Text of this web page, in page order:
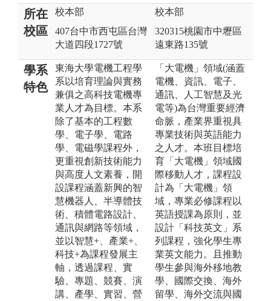
所在
校區
校本部
407台中市西屯區台灣
大道四段1727號
校本部
320315桃園市中壢區
遠東路135號
學系
特色
東海大學電機工程學
系以培育理論與實務
兼俱之高科技電機專
業人才為目標。本系
除了基本的工程數
學、電子學、電路
學、電磁學課程外，
更重視創新技術能力
與高度人文素養，開
設課程涵蓋新興的智
慧機器人、半導體技
術、積體電路設計、
通訊與網路等領域，
並以智慧+、產業+、
科技+為課程發展主
軸，透過課程、實
驗、專題、競賽、演
講、產學、實習、營
「大電機」領域(涵蓋
電機、資訊、電子、
通訊、人工智慧及光
電等)為台灣重要經濟
命脈，產業界重視具
專業技術與英語能力
之人才。本班目標培
育「大電機」領域國
際移動人才，課程設
計為「大電機」領
域，專業必修課程以
英語授課為原則，並
設計「科技英文」系
列課程，強化學生專
業英文能力。且推動
學生參與海外移地教
學、國際交換、海外
留學、海外交流與國